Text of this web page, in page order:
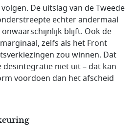
De uitslag van de Tweede
echter andermaal
blijft. Ook de
zelfs als het Front
zou winnen. Dat
desintegratie niet uit – dat kan
voordoen dan het afscheid